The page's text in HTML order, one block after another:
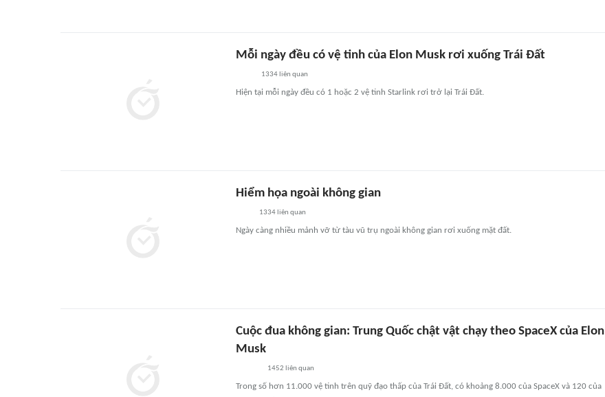
Mỗi ngày đều có vệ tinh của Elon Musk rơi xuống Trái Đất
1334liên quan
Hiện tại mỗi ngày đều có 1 hoặc 2 vệ tinh Starlink rơi trở lại Trái Đất.
Hiểm họa ngoài không gian
1334liên quan
Ngày càng nhiều mảnh vỡ từ tàu vũ trụ ngoài không gian rơi xuống mặt đất.
Cuộc đua không gian: Trung Quốc chật vật chạy theo SpaceX của Elon
Musk
1452 liên quan
Trong số hơn 11.000 vệ tinh trên quỹ đạo thấp của Trái Đất, có khoảng 8.000 của SpaceX và 120 của